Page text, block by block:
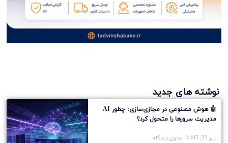
نوشته های جدید
🤖 هوش مصنوعی در مجازی‌سازی: چطور AI
مدیریت سرورها را متحول کرد؟
تیر 23, 1405 بدون دیدگاه